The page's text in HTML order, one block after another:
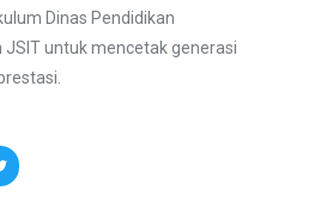
Dinas Pendidikan
JSIT untuk mencetak generasi